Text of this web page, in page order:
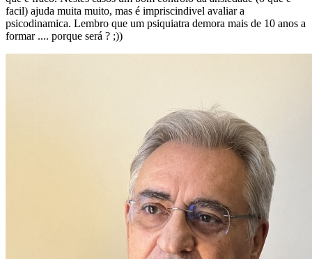
facil) ajuda muita muito, mas é impriscindivel avaliar a
psicodinamica. Lembro que um psiquiatra demora mais de 10 anos a
formar .... porque será ? ;))